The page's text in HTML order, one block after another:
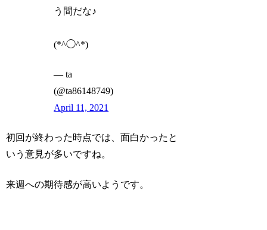
う間だな♪
(*^◯^*)
— ta
(@ta86148749)
April 11, 2021
初回が終わった時点では、面白かったと
いう意見が多いですね。
来週への期待感が高いようです。